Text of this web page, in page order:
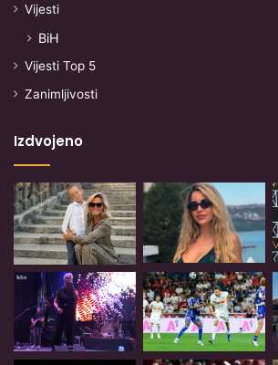
Vijesti
BiH
Vijesti Top 5
Zanimljivosti
Izdvojeno